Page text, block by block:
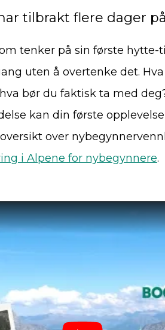
tilbrakt flere dager
tenker på sin første
uten å overtenke det.
bør du faktisk ta med
kan din første
over
i Alpene for nybegynnere.